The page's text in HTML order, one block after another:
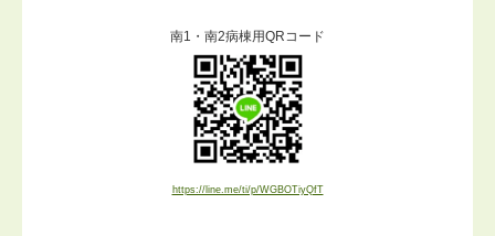
南1・南2病棟用QRコード
https://line.me/ti/p/WGBOTiyQfT